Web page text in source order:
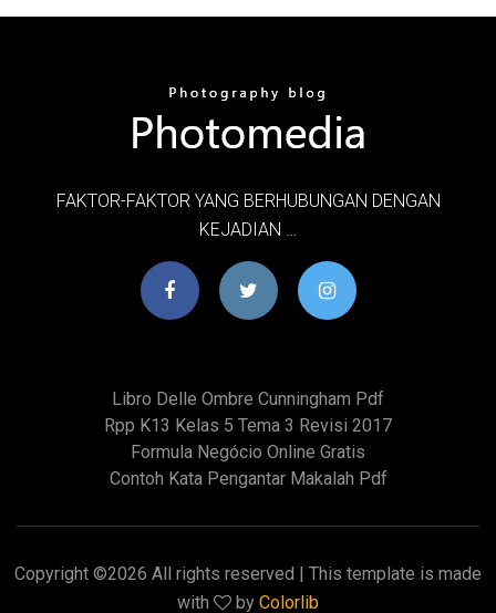
FAKTOR-FAKTOR YANG BERHUBUNGAN DENGAN
KEJADIAN …
Libro Delle Ombre Cunningham Pdf
Rpp K13 Kelas 5 Tema 3 Revisi 2017
Formula Negócio Online Gratis
Contoh Kata Pengantar Makalah Pdf
Copyright ©2026 All rights reserved | This template is made
with
by Colorlib